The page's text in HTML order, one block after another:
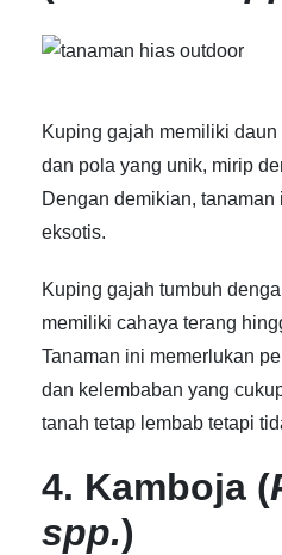
Kuping gajah memiliki
dan pola yang unik, mirip
Dengan demikian,
eksotis.
Kuping gajah tumbuh
memiliki cahaya terang
Tanaman ini memerlukan
dan kelembaban yang
tanah tetap lembab tetapi
4. Kamboja (
spp.)